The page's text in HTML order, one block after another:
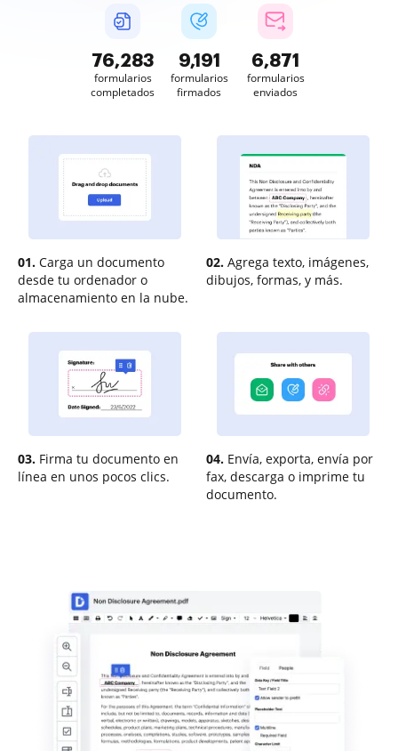
76,284
formularios
completados
9,191
formularios
firmados
6,871
formularios
enviados
01. Carga un documento
desde tu ordenador o
almacenamiento en la nube.
02. Agrega texto, imágenes,
dibujos, formas, y más.
03. Firma tu documento en
línea en unos pocos clics.
04. Envía, exporta, envía por
fax, descarga o imprime tu
documento.